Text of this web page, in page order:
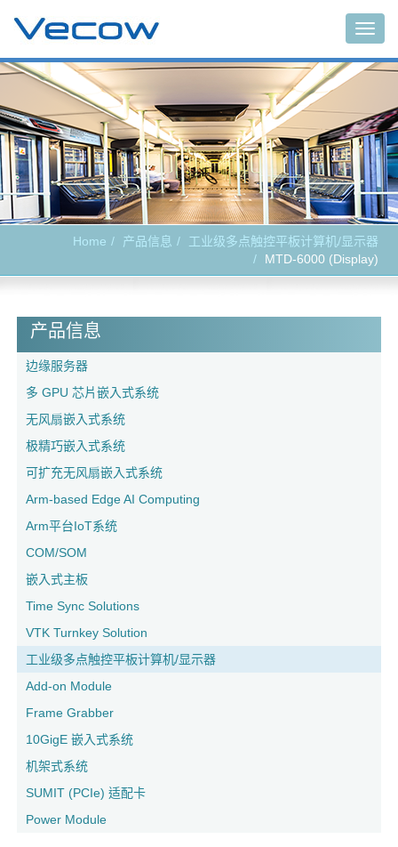
Home 产品信息
工业级多点触控平板计算机/显示器
MTD-6000 (Display)
产品信息
边缘服务器
多 GPU 芯片嵌入式系统
无风扇嵌入式系统
极精巧嵌入式系统
可扩充无风扇嵌入式系统
Arm-based Edge AI Computing
Arm平台IoT系统
COM/SOM
嵌入式主板
Time Sync Solutions
VTK Turnkey Solution
工业级多点触控平板计算机/显示器
Add-on Module
Frame Grabber
10GigE 嵌入式系统
机架式系统
SUMIT (PCIe) 适配卡
Power Module